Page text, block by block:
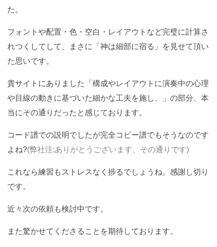
た。
フォントや配置・色・空白・レイアウトなど完璧に計算さ
れつくしてして、まさに「神は細部に宿る」を見せて頂い
た思いです。
貴サイトにありました「構成やレイアウトに演奏中の心理
や目線の動きに基づいた細かな工夫を施し、」の部分、本
当にその通りだったと感じております。
コード譜での説明でしたが完全コピー譜でもそうなのです
よね?(弊社注:ありがとうございます、その通りです)
これなら練習もストレスなく捗るでしょうね。感謝し切り
です。
近々次の依頼も検討中です。
また驚かせてくださることを期待しております。